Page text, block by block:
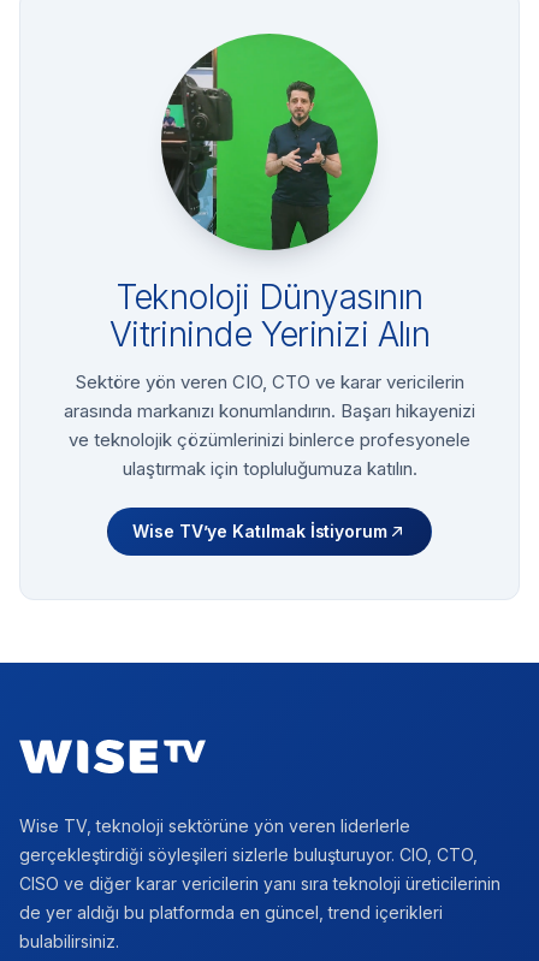
Teknoloji Dünyasının
Vitrininde Yerinizi Alın
Sektöre yön veren CIO, CTO ve karar vericilerin
arasında markanızı konumlandırın. Başarı hikayenizi
ve teknolojik çözümlerinizi binlerce profesyonele
ulaştırmak için topluluğumuza katılın.
Wise TV’ye Katılmak İstiyorum
Wise TV, teknoloji sektörüne yön veren liderlerle
gerçekleştirdiği söyleşileri sizlerle buluşturuyor. CIO, CTO,
CISO ve diğer karar vericilerin yanı sıra teknoloji üreticilerinin
de yer aldığı bu platformda en güncel, trend içerikleri
bulabilirsiniz.